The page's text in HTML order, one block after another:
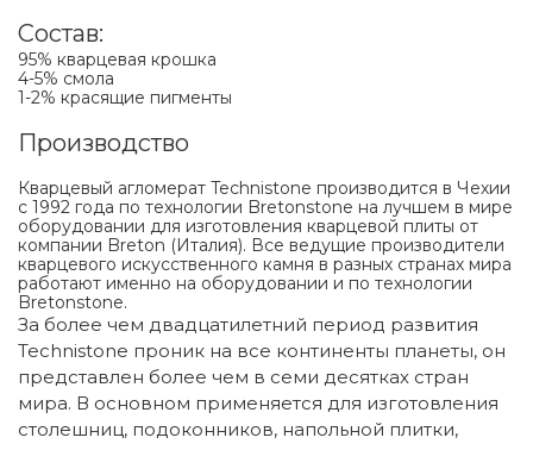
Состав:
95% кварцевая крошка
4-5% смола
1-2% красящие пигменты
Производство
Кварцевый агломерат Technistone производится в Чехии
с 1992 года по технологии Bretonstone на лучшем в мире
оборудовании для изготовления кварцевой плиты от
компании Breton (Италия). Все ведущие производители
кварцевого искусственного камня в разных странах мира
работают именно на оборудовании и по технологии
Bretonstone.
За более чем двадцатилетний период развития
Technistone проник на все континенты планеты, он
представлен более чем в семи десятках стран
мира. В основном применяется для изготовления
столешниц, подоконников, напольной плитки,